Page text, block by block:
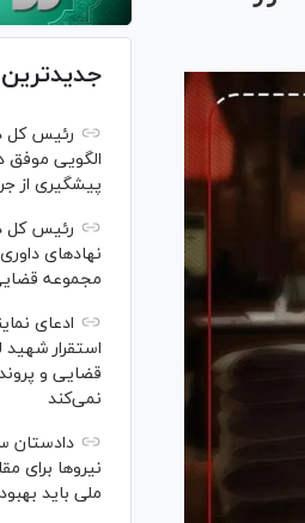
رئیس کل
الگویی
پیشگیری از
رئیس کل
نهاد‌های
مجموعه
ادعای
استقرار
قضایی و
نمی‌کند
دادستان
نیرو‌ها برای
ملی باید